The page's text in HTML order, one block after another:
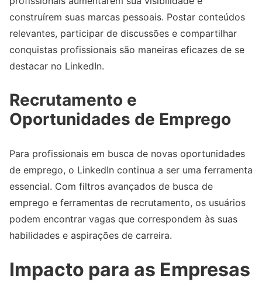
construírem suas marcas pessoais. Postar conteúdos
relevantes, participar de discussões e compartilhar
conquistas profissionais são maneiras eficazes de se
destacar no LinkedIn.
Recrutamento e
Oportunidades de Emprego
Para profissionais em busca de novas oportunidades
de emprego, o LinkedIn continua a ser uma ferramenta
essencial. Com filtros avançados de busca de
emprego e ferramentas de recrutamento, os usuários
podem encontrar vagas que correspondem às suas
habilidades e aspirações de carreira.
Impacto para as Empresas